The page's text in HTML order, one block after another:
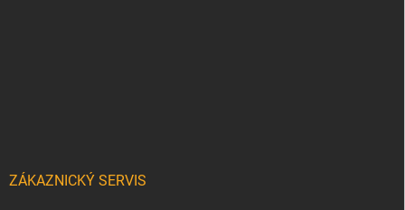
ZÁKAZNICKÝ SERVIS